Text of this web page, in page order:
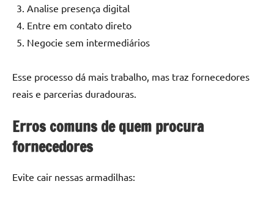
Analise presença digital
Entre em contato direto
Negocie sem intermediários
Esse processo dá mais trabalho, mas traz fornecedores
reais e parcerias duradouras.
Erros comuns de quem procura
fornecedores
Evite cair nessas armadilhas: